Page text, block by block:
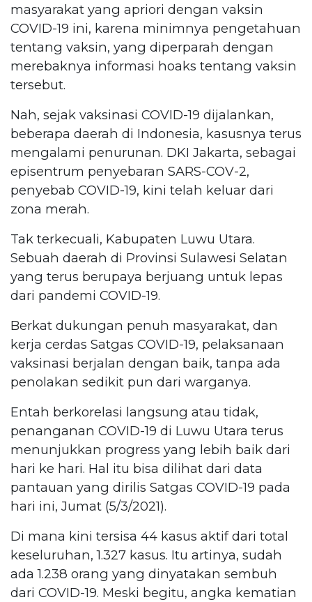
masyarakat yang apriori dengan vaksin
COVID-19 ini, karena minimnya pengetahuan
tentang vaksin, yang diperparah dengan
merebaknya informasi hoaks tentang vaksin
tersebut.
Nah, sejak vaksinasi COVID-19 dijalankan,
beberapa daerah di Indonesia, kasusnya terus
mengalami penurunan. DKI Jakarta, sebagai
episentrum penyebaran SARS-COV-2,
penyebab COVID-19, kini telah keluar dari
zona merah.
Tak terkecuali, Kabupaten Luwu Utara.
Sebuah daerah di Provinsi Sulawesi Selatan
yang terus berupaya berjuang untuk lepas
dari pandemi COVID-19.
Berkat dukungan penuh masyarakat, dan
kerja cerdas Satgas COVID-19, pelaksanaan
vaksinasi berjalan dengan baik, tanpa ada
penolakan sedikit pun dari warganya.
Entah berkorelasi langsung atau tidak,
penanganan COVID-19 di Luwu Utara terus
menunjukkan progress yang lebih baik dari
hari ke hari. Hal itu bisa dilihat dari data
pantauan yang dirilis Satgas COVID-19 pada
hari ini, Jumat (5/3/2021).
Di mana kini tersisa 44 kasus aktif dari total
keseluruhan, 1.327 kasus. Itu artinya, sudah
ada 1.238 orang yang dinyatakan sembuh
dari COVID-19. Meski begitu, angka kematian